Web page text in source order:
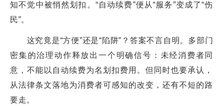
知不觉中被悄然划扣。“自动续费”便从“服务”变成了“伤
民”。
这究竟是“方便”还是“陷阱”？答案不言自明。多部门
密集的治理动作释放出一个明确信号：未经消费者同
意，不能以自动续费为名划扣费用。但同时也要承认，
从法律条文落地为消费者可感知的改变，还有不短的路
要走。